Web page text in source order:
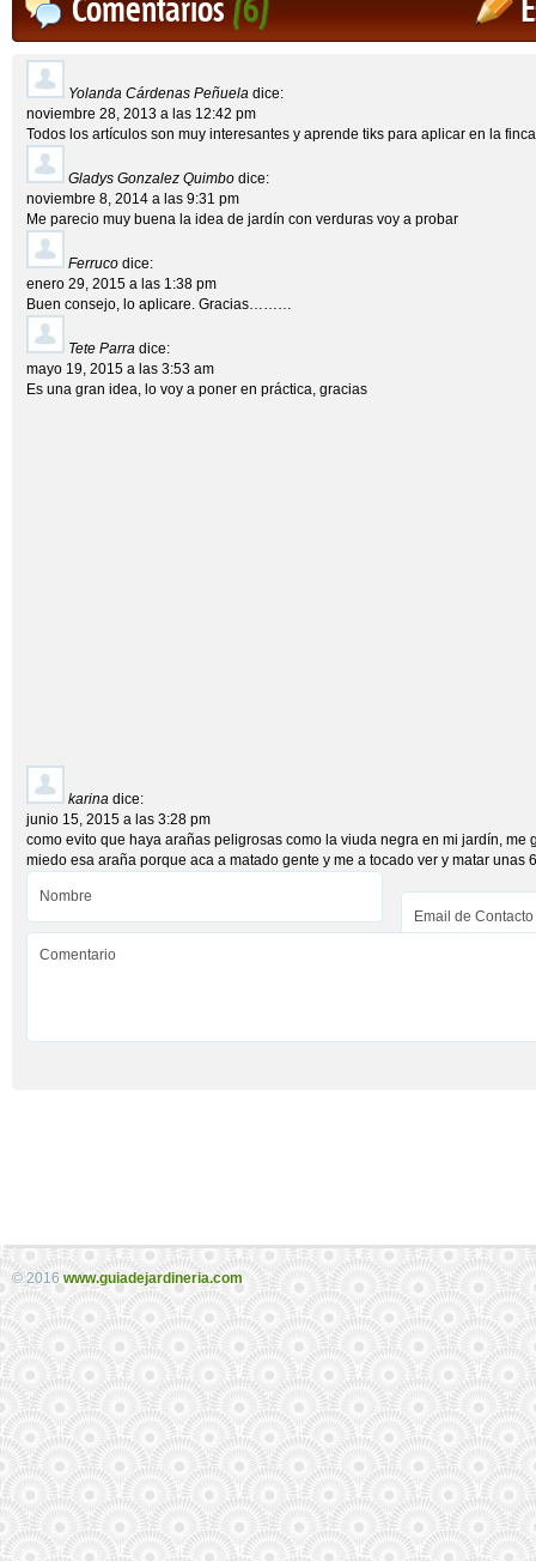
Comentarios(6)
Yolanda Cárdenas Peñuela dice:
noviembre 28, 2013 a las 12:42 pm
Todos los artículos son muy interesantes y aprende tiks para aplicar en la
Gladys Gonzalez Quimbo dice:
noviembre 8, 2014 a las 9:31 pm
Me parecio muy buena la idea de jardín con verduras voy a probar
Ferruco dice:
enero 29, 2015 a las 1:38 pm
Buen consejo, lo aplicare. Gracias………
Tete Parra dice:
mayo 19, 2015 a las 3:53 am
Es una gran idea, lo voy a poner en práctica, gracias
karina dice:
junio 15, 2015 a las 3:28 pm
como evito que haya arañas peligrosas como la viuda negra en mi jardín, me
miedo esa araña porque aca a matado gente y me a tocado ver y matar unas
© 2016 www.guiadejardineria.com